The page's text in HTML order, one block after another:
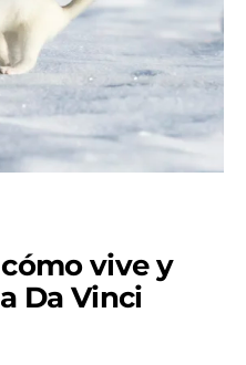
vive y
Da Vinci